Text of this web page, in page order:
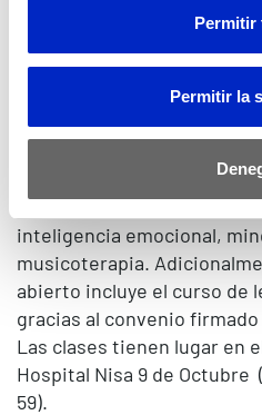
Permitir
Permitir la
Este curso se enmarca
lanzó el pasado mes de
abierta a cualquier
El programa está
privado que incluyen
bloques temáticos y
inteligencia emocional,
musicoterapia.
abierto incluye el curso de
gracias al convenio firmado
Las clases tienen lugar en
Hospital Nisa 9 de Octubre
59).